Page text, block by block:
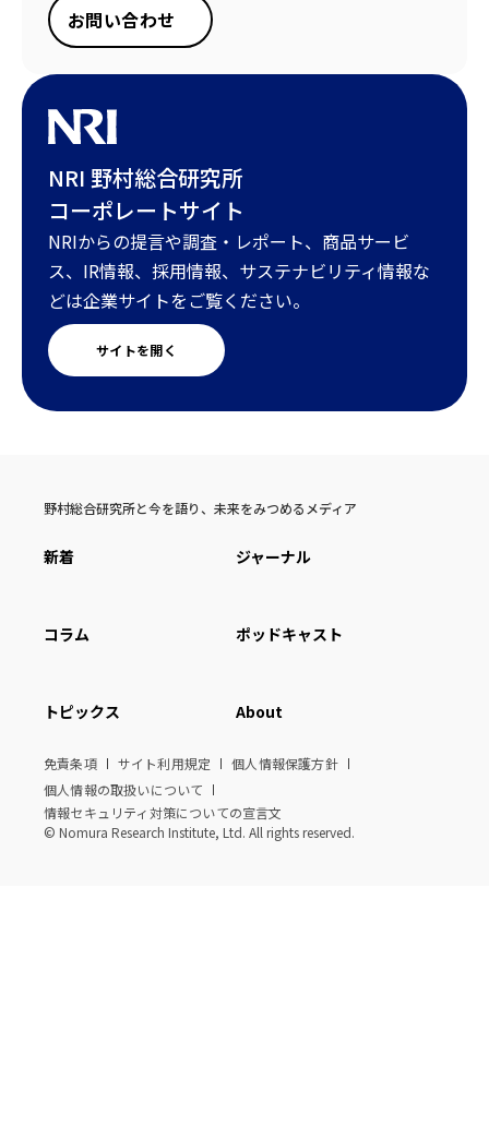
お問い合わせ
NRI 野村総合研究所
コーポレートサイト
NRIからの提言や調査・レポート、商品サービ
ス、IR情報、採用情報、サステナビリティ情報な
どは企業サイトをご覧ください。
サイトを開く
野村総合研究所と今を語り、未来をみつめるメディア
新着 ジャーナル
コラム ポッドキャスト
トピックス About
免責条項 サイト利用規定
個人情報保護方針
個人情報の取扱いについて
情報セキュリティ対策についての宣言文
© Nomura Research Institute, Ltd. All rights reserved.